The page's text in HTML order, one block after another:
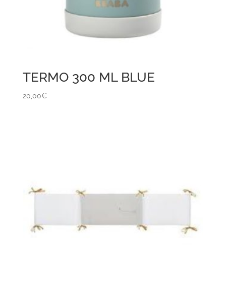
TERMO 300 ML BLUE
20,00€